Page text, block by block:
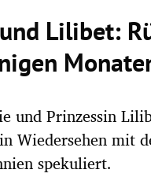
Lilibet:
und Prinzessin
Wiedersehen mit
spekuliert.